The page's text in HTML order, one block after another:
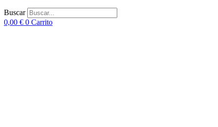
Buscar
0,00 € 0 Carrito